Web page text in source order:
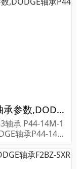
P44-14M-170-E HTD 110883轴承参数,DODGE轴承P44-14M-170-E HTD 110883重量
轴承 P44-14M-1
轴承P44-14M